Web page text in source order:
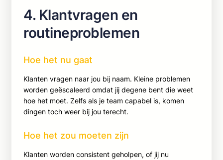
4. Klantvragen en
routineproblemen
Hoe het nu gaat
Klanten vragen naar jou bij naam. Kleine problemen
worden geëscaleerd omdat jij degene bent die weet
hoe het moet. Zelfs als je team capabel is, komen
dingen toch weer bij jou terecht.
Hoe het zou moeten zijn
Klanten worden consistent geholpen, of jij nu